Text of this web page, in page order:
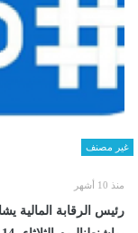
غير مصنف
منذ 10 أشهر
رئيس الرقابة المالية